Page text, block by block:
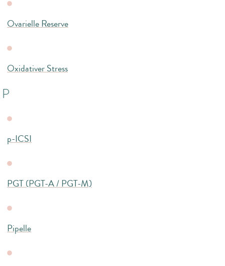
Ovarielle Reserve
Oxidativer Stress
P
p-ICSI
PGT (PGT-A / PGT-M)
Pipelle